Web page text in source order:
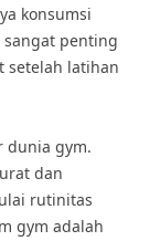
konsumsi
sangat penting
setelah latihan
dunia gym.
dan
rutinitas
gym adalah